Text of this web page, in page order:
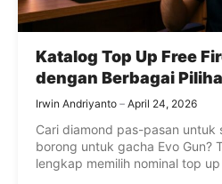
Katalog Top Up Free
dengan Berbagai
Irwin Andriyanto April 24, 2026
Cari diamond pas-pasan untuk
borong untuk gacha Evo Gun?
lengkap memilih nominal top